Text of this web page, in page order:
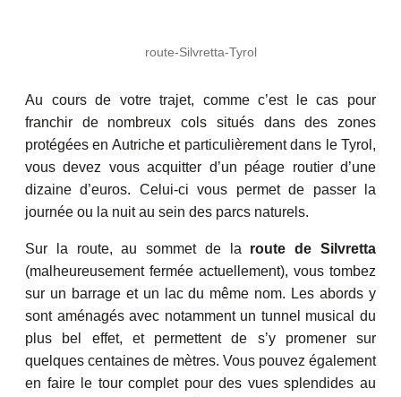
route-Silvretta-Tyrol
Au cours de votre trajet, comme c’est le cas pour
franchir de nombreux cols situés dans des zones
protégées en Autriche et particulièrement dans le Tyrol,
vous devez vous acquitter d’un péage routier d’une
dizaine d’euros. Celui-ci vous permet de passer la
journée ou la nuit au sein des parcs naturels.
Sur la route, au sommet de la route de Silvretta
(malheureusement fermée actuellement), vous tombez
sur un barrage et un lac du même nom. Les abords y
sont aménagés avec notamment un tunnel musical du
plus bel effet, et permettent de s’y promener sur
quelques centaines de mètres. Vous pouvez également
en faire le tour complet pour des vues splendides au